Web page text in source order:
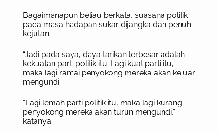
Bagaimanapun beliau berkata, suasana politik
pada masa hadapan sukar dijangka dan penuh
kejutan.
“Jadi pada saya, daya tarikan terbesar adalah
kekuatan parti politik itu. Lagi kuat parti itu,
maka lagi ramai penyokong mereka akan keluar
mengundi.
“Lagi lemah parti politik itu, maka lagi kurang
penyokong mereka akan turun mengundi,”
katanya.